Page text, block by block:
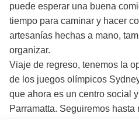
puede esperar una buena
tiempo para caminar y hacer
artesanías hechas a mano,
organizar.
Viaje de regreso, tenemos la
de los juegos olímpicos
que ahora es un centro social
Parramatta. Seguiremos hasta